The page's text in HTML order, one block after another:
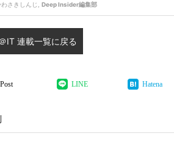
わさきしんじ, Deep Insider編集部
＠IT 連載一覧に戻る
Post LINE Hatena